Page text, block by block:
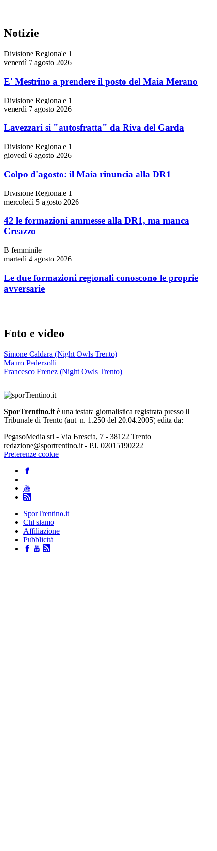
Notizie
Divisione Regionale 1
venerdì 7 agosto 2026
E' Mestrino a prendere il posto del Maia Merano
Divisione Regionale 1
venerdì 7 agosto 2026
Lavezzari si "autosfratta" da Riva del Garda
Divisione Regionale 1
giovedì 6 agosto 2026
Colpo d'agosto: il Maia rinuncia alla DR1
Divisione Regionale 1
mercoledì 5 agosto 2026
42 le formazioni ammesse alla DR1, ma manca
Creazzo
B femminile
martedì 4 agosto 2026
Le due formazioni regionali conoscono le proprie
avversarie
Foto e video
Simone Caldara (Night Owls Trento)
Mauro Pederzolli
Francesco Frenez (Night Owls Trento)
SporTrentino.it è una testata giornalistica registrata presso il
Tribunale di Trento (aut. n. 1.250 del 20.04.2005) edita da:
PegasoMedia srl - Via Brescia, 7 - 38122 Trento
redazione@sportrentino.it - P.I. 02015190222
Preferenze cookie
SporTrentino.it
Chi siamo
Affiliazione
Pubblicità